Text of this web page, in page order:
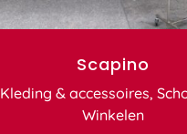
Scapino
Kleding & accessoires,
Winkelen